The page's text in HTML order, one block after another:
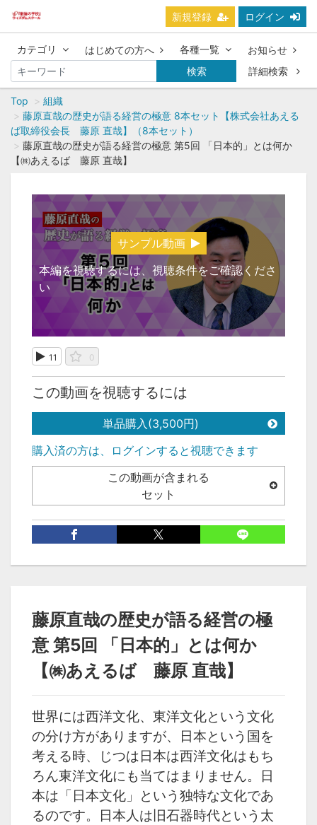
新規登録 ログイン
カテゴリ はじめての方へ 各種一覧
お知らせ
検索
詳細検索
Top
組織
藤原直哉の歴史が語る経営の極意 8本セット【株式会社あえる
ば取締役会長 藤原 直哉】（8本セット）
藤原直哉の歴史が語る経営の極意 第5回 「日本的」とは何か
【㈱あえるば 藤原 直哉】
サンプル動画
本編を視聴するには、視聴条件をご確認くださ
い
11 0
この動画を視聴するには
単品購入(3,500円)
購入済の方は、ログインすると視聴できます
この動画が含まれる
セット
次の動画
藤原直哉の歴史が語る
経営の極意 第6回 経営
は偶然か必然か【株式
会社あえるば取締役会
長 藤原 直哉】
前の動画
藤原直哉の歴史が語る
経営の極意 第4回 経営
の縦糸と横糸【株式会
社あえるば取締役会
長 藤原 直哉】
カテゴリ
組織
先生別
藤原 直哉 先生
タグ
藤原直哉の歴史が語る経営の極
意 第5回 「日本的」とは何か
【㈱あえるば 藤原 直哉】
世界には西洋文化、東洋文化という文化
の分け方がありますが、日本という国を
考える時、
じつは日本は西洋文化はもち
ろん東洋文化にも当てはまりません。
日
本は「日本文化」という独特な文化であ
るのです。
日本人は旧石器時代という太